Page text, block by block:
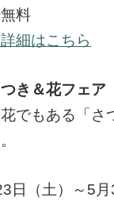
料
細はこちら
き＆花フェア
でもある「さ
日（土）～5月